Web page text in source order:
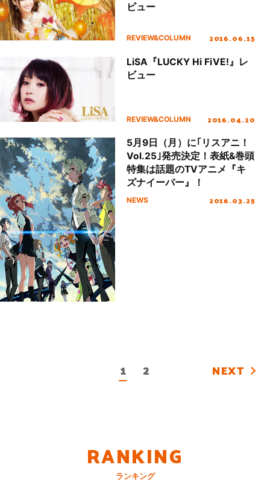
ビュー
REVIEW&COLUMN 2016.06.15
LiSA『LUCKY Hi FiVE!』レ
ビュー
REVIEW&COLUMN 2016.04.20
5月9日（月）に｢リスアニ！
Vol.25｣発売決定！表紙&巻頭
特集は話題のTVアニメ『キ
ズナイーバー』！
NEWS 2016.03.25
1 2 NEXT
RANKING
ランキング